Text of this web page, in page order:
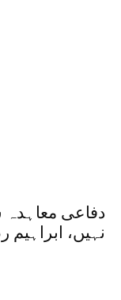
دفاعی
نہیں، ابراہیم